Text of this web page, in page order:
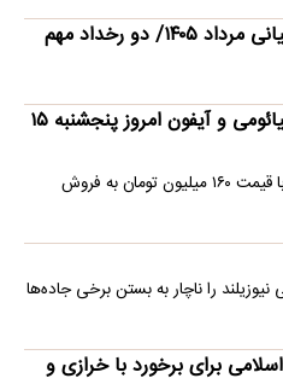
تحلیل قیمت طلا در هفته میانی مرداد ۱۴۰۵/ دو رخداد مهم
قیمت گوشی سامسونگ، شیائومی و آیفون امروز پنجشنبه ۱۵
ارزان‌ترین گوشی اپل در بازار موبایل با قیمت ۱۶۰ میلیون تومان به فروش
را ناچار به بستن برخی جاده‌ها
برای برخورد با خرازی و